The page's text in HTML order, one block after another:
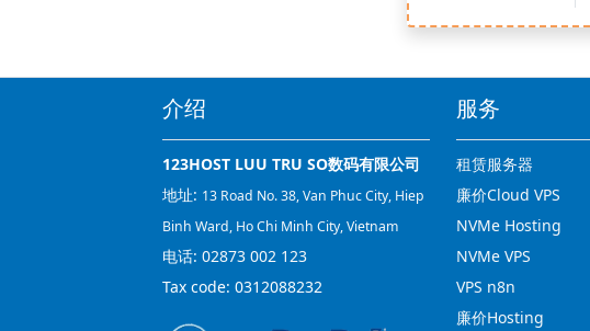
介绍
123HOST LUU TRU SO数码有限公司
地址: 13 Road No. 38, Van Phuc City, Hiep
Binh Ward, Ho Chi Minh City, Vietnam
电话: 02873 002 123
Tax code: 0312088232
服务
租赁服务器
廉价Cloud VPS
NVMe Hosting
NVMe VPS
VPS n8n
廉价Hosting